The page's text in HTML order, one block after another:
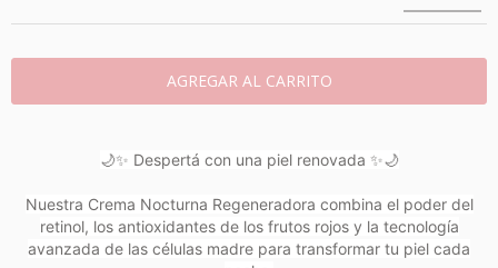
🌙✨ Despertá con una piel renovada ✨🌙
Nuestra Crema Nocturna Regeneradora combina el poder del
retinol, los antioxidantes de los frutos rojos y la tecnología
avanzada de las células madre para transformar tu piel cada